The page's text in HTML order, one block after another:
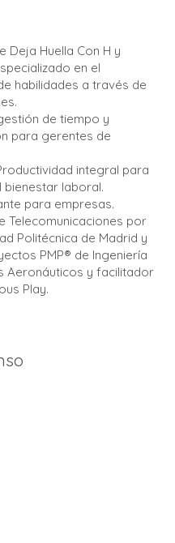
Deja Huella Con H y
en el
habilidades a través de
de tiempo y
para gerentes de
integral para
bienestar laboral.
para empresas.
Telecomunicaciones por
Politécnica de Madrid y
PMP® de Ingeniería
Aeronáuticos y facilitador
Play.